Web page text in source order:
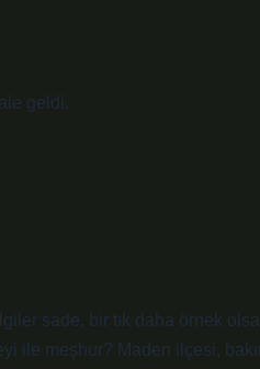
geldi.
sade, bir tık daha örnek
ile meşhur? Maden ilçesi,